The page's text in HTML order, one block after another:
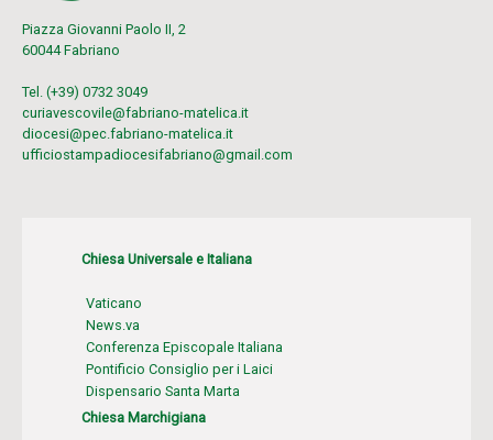
Piazza Giovanni Paolo II, 2
60044 Fabriano
Tel. (+39) 0732 3049
curiavescovile@fabriano-matelica.it
diocesi@pec.fabriano-matelica.it
ufficiostampadiocesifabriano@gmail.com
Chiesa Universale e Italiana
Vaticano
News.va
Conferenza Episcopale Italiana
Pontificio Consiglio per i Laici
Dispensario Santa Marta
Chiesa Marchigiana